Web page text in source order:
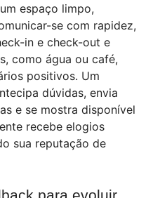
espaço limpo,
se com rapidez,
in e check-out e
como água ou café,
positivos. Um
dúvidas, envia
e se mostra disponível
recebe elogios
sua reputação de